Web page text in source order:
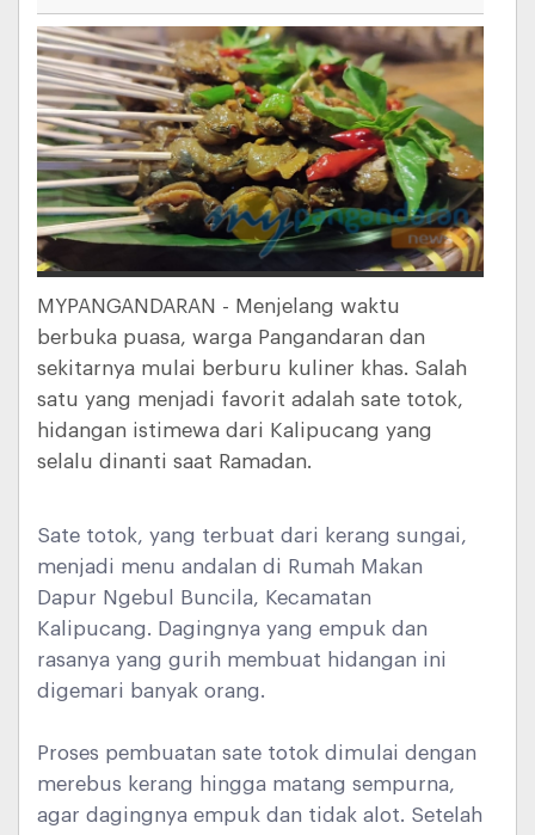
MYPANGANDARAN - Menjelang waktu
berbuka puasa, warga Pangandaran dan
sekitarnya mulai berburu kuliner khas. Salah
satu yang menjadi favorit adalah sate totok,
hidangan istimewa dari Kalipucang yang
selalu dinanti saat Ramadan.
Sate totok, yang terbuat dari kerang sungai,
menjadi menu andalan di Rumah Makan
Dapur Ngebul Buncila, Kecamatan
Kalipucang. Dagingnya yang empuk dan
rasanya yang gurih membuat hidangan ini
digemari banyak orang.
Proses pembuatan sate totok dimulai dengan
merebus kerang hingga matang sempurna,
agar dagingnya empuk dan tidak alot. Setelah